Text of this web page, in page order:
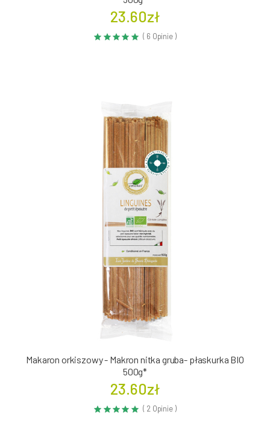
23.60zł
( 6 Opinie )
Makaron orkiszowy - Makron nitka gruba- płaskurka BIO
500g*
23.60zł
( 2 Opinie )